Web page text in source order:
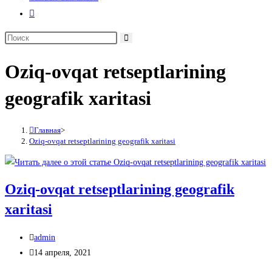
Переключить
по
сайту
Поиск
сайте
Oziq-ovqat retseptlarining
geografik xaritasi
Главная>
Oziq-ovqat retseptlarining geografik xaritasi
Oziq-ovqat retseptlarining geografik
xaritasi
Автор
записи:
admin
Запись
14 апреля, 2021